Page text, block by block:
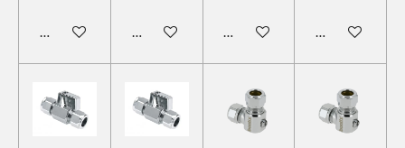
In winkelwagen In winkelwagenIn winkelwagenIn